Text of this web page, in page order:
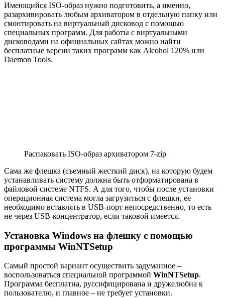
Имеющийся ISO-образ нужно подготовить, а именно,
разархивировать любым архиватором в отдельную папку или
смонтировать на виртуальный дисковод с помощью
специальных программ. Для работы с виртуальными
дисководами на официальных сайтах можно найти
бесплатные версии таких программ как Alcohol 120% или
Daemon Tools.
Распаковать ISO-образ архиватором 7-zip
Сама же флешка (съемный жесткий диск), на которую будем
устанавливать систему должна быть отформатирована в
файловой системе NTFS. А для того, чтобы после установки
операционная система могла загрузиться с флешки, ее
необходимо вставлять в USB-порт непосредственно, то есть
не через USB-концентратор, если таковой имеется.
Установка Windows на флешку с помощью
программы WinNTSetup
Самый простой вариант осуществить задуманное –
воспользоваться специальной программой WinNTSetup.
Программа бесплатна, руссифицирована и дружелюбна к
пользователю, и главное – не требует установки.